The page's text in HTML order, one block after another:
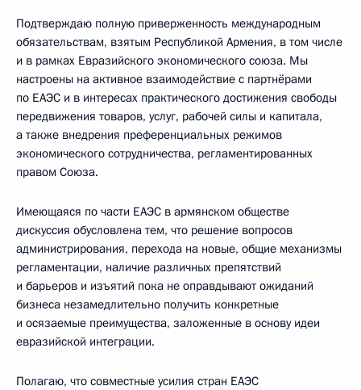
Подтверждаю полную приверженность международным
обязательствам, взятым Республикой Армения, в том числе
и в рамках Евразийского экономического союза. Мы
настроены на активное взаимодействие с партнёрами
по ЕАЭС и в интересах практического достижения свободы
передвижения товаров, услуг, рабочей силы и капитала,
а также внедрения преференциальных режимов
экономического сотрудничества, регламентированных
правом Союза.
Имеющаяся по части ЕАЭС в армянском обществе
дискуссия обусловлена тем, что решение вопросов
администрирования, перехода на новые, общие механизмы
регламентации, наличие различных препятствий
и барьеров и изъятий пока не оправдывают ожиданий
бизнеса незамедлительно получить конкретные
и осязаемые преимущества, заложенные в основу идеи
евразийской интеграции.
Полагаю, что совместные усилия стран ЕАЭС